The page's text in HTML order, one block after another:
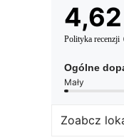
4,62
Polityka recenzji
Ogólne
Mały
Zoabcz